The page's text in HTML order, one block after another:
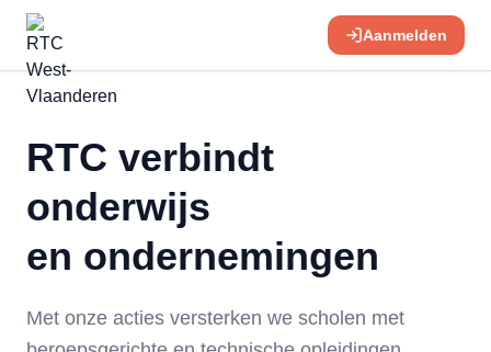
Aanmelden
RTC verbindt
onderwijs
en ondernemingen
Met onze acties versterken we scholen met